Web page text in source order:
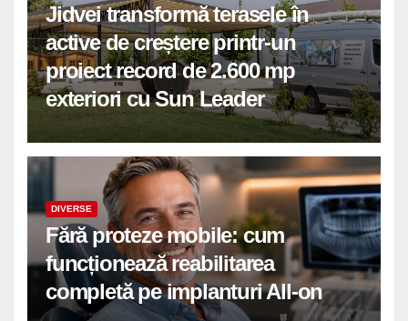
Jidvei transformă terasele în
active de creștere printr-un
proiect record de 2.600 mp
exteriori cu Sun Leader
DIVERSE
Fără proteze mobile: cum
funcționează reabilitarea
completă pe implanturi All-on